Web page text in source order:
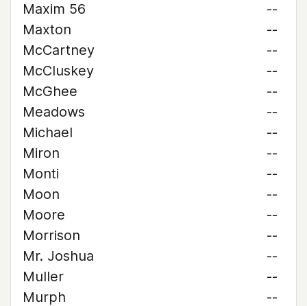
Maxim 56
--
Maxton
--
McCartney
--
McCluskey
--
McGhee
--
Meadows
--
Michael
--
Miron
--
Monti
--
Moon
--
Moore
--
Morrison
--
Mr. Joshua
--
Muller
--
Murph
--